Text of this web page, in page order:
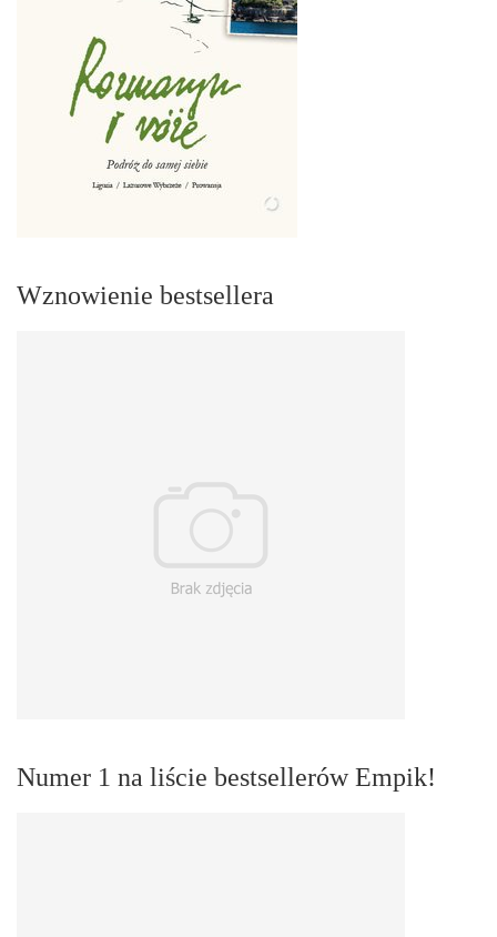
Wznowienie bestsellera
Numer 1 na liście bestsellerów Empik!